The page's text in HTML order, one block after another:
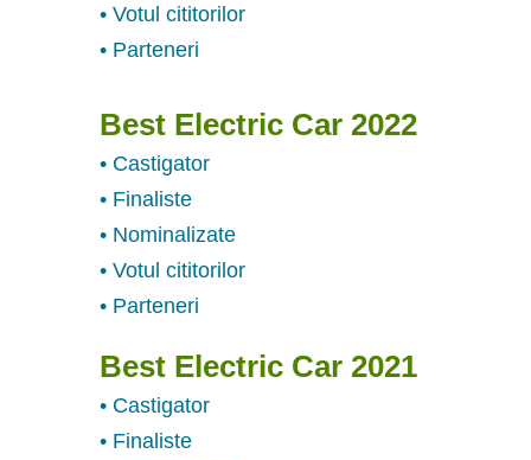
• Votul cititorilor
• Parteneri
Best Electric Car 2022
• Castigator
• Finaliste
• Nominalizate
• Votul cititorilor
• Parteneri
Best Electric Car 2021
• Castigator
• Finaliste